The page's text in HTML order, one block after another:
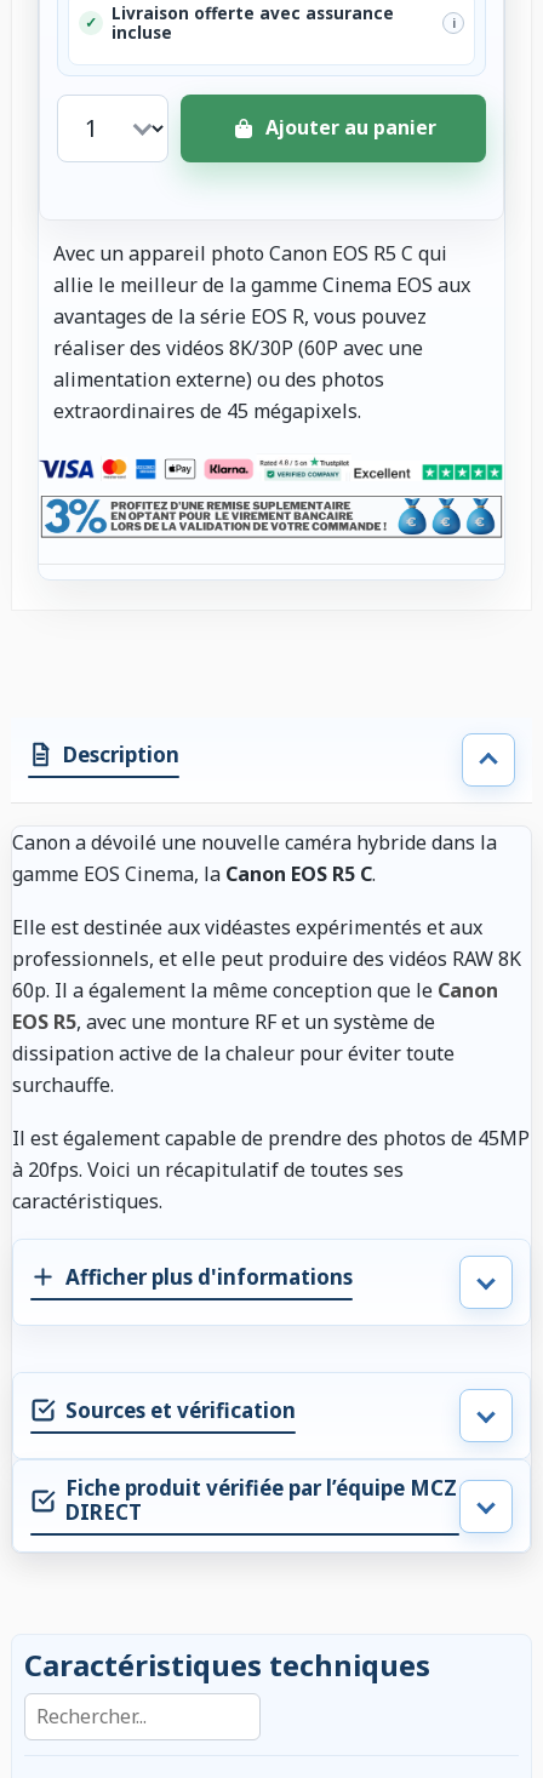
✓
Livraison offerte avec assurance
incluse
i
Ajouter au panier
Avec un appareil photo Canon EOS R5 C qui
allie le meilleur de la gamme Cinema EOS aux
avantages de la série EOS R, vous pouvez
réaliser des vidéos 8K/30P (60P avec une
alimentation externe) ou des photos
extraordinaires de 45 mégapixels.
Description
Canon a dévoilé une nouvelle caméra hybride dans la
gamme EOS Cinema, la Canon EOS R5 C.
Elle est destinée aux vidéastes expérimentés et aux
professionnels, et elle peut produire des vidéos RAW 8K
60p. Il a également la même conception que le Canon
EOS R5, avec une monture RF et un système de
dissipation active de la chaleur pour éviter toute
surchauffe.
Il est également capable de prendre des photos de 45MP
à 20fps. Voici un récapitulatif de toutes ses
caractéristiques.
Afficher plus d'informations
Sources et vérification
Fiche produit vérifiée par l’équipe MCZ
DIRECT
Caractéristiques techniques
Rechercher dans les caractéristiques